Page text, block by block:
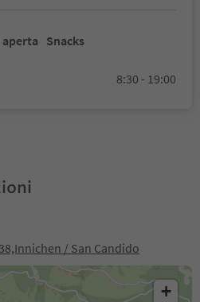
aperta Snacks
8:30 - 19:00
/ San Candido
+